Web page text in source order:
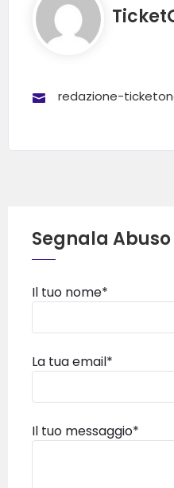
redazione-
Segnala Abuso
Il tuo nome*
La tua email*
Il tuo messaggio*